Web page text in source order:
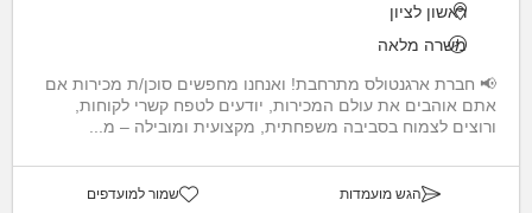
ראשון לציון
משרה מלאה
📢 חברת ארגנטולס מתרחבת! ואנחנו מחפשים סוכן/ת מכירות אם
אתם אוהבים את עולם המכירות, יודעים לטפח קשרי לקוחות,
ורוצים לצמוח בסביבה משפחתית, מקצועית ומובילה – מ...
הגש מועמדות שמור למועדפים